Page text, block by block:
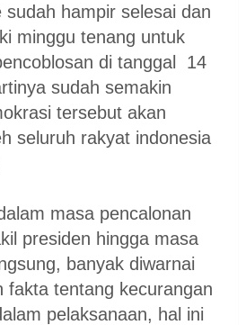
hampir selesai dan
minggu tenang untuk
di tanggal 14
sudah semakin
tersebut akan
seluruh rakyat indonesia
masa pencalonan
presiden hingga masa
banyak diwarnai
fakta tentang kecurangan
pelaksanaan, hal ini